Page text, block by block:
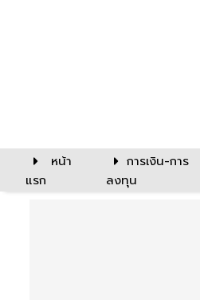
หน้า
แรก
การเงิน-การ
ลงทุน